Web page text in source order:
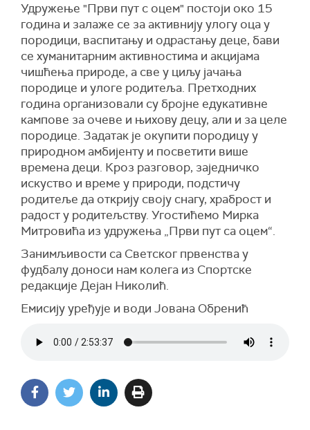
Удружење "Први пут с оцем" постоји око 15
година и залаже се за активнију улогу оца у
породици, васпитању и одрастању деце, бави
се хуманитарним активностима и акцијама
чишћења природе, а све у циљу јачања
породице и улоге родитеља. Претходних
година организовали су бројне едукативне
кампове за очеве и њихову децу, али и за целе
породице. Задатак је окупити породицу у
природном амбијенту и посветити више
времена деци. Кроз разговор, заједничко
искуство и време у природи, подстичу
родитеље да открију своју снагу, храброст и
радост у родитељству. Угостићемо Мирка
Митровића из удружења „Први пут са оцем“.
Занимљивости са Светског првенства у
фудбалу доноси нам колега из Спортске
редакције Дејан Николић.
Емисију уређује и води Јована Обренић